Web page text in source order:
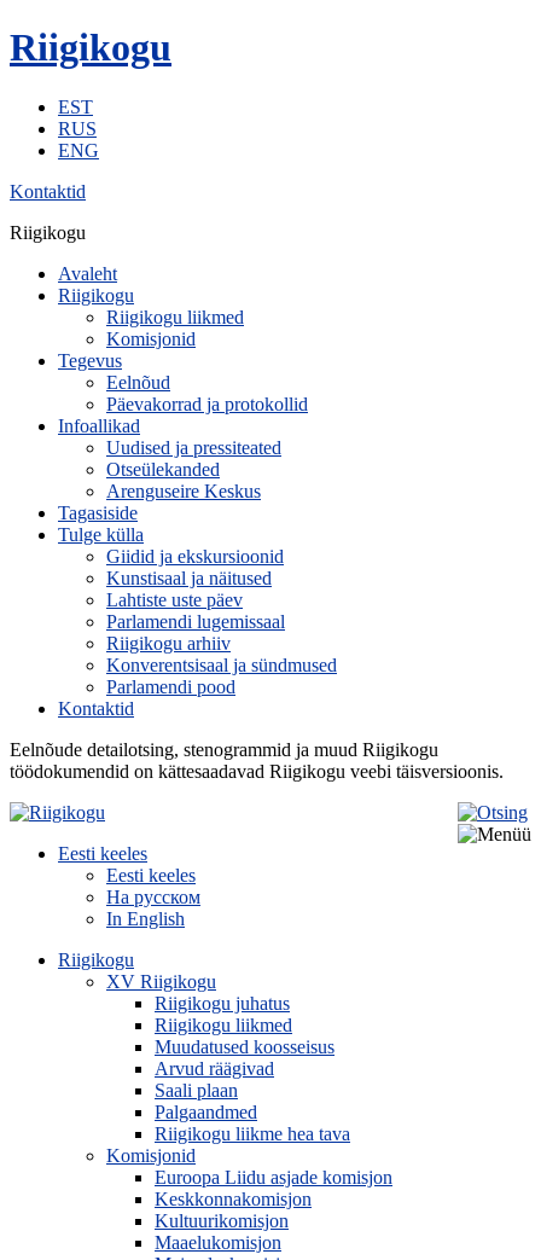
Riigikogu
EST
RUS
ENG
Kontaktid
Riigikogu
Avaleht
Riigikogu
Riigikogu liikmed
Komisjonid
Tegevus
Eelnõud
Päevakorrad ja protokollid
Infoallikad
Uudised ja pressiteated
Otseülekanded
Arenguseire Keskus
Tagasiside
Tulge külla
Giidid ja ekskursioonid
Kunstisaal ja näitused
Lahtiste uste päev
Parlamendi lugemissaal
Riigikogu arhiiv
Konverentsisaal ja sündmused
Parlamendi pood
Kontaktid
Eelnõude detailotsing, stenogrammid ja muud Riigikogu
töödokumendid on kättesaadavad Riigikogu veebi täisversioonis.
Eesti keeles
Eesti keeles
На русском
In English
Riigikogu
XV Riigikogu
Riigikogu juhatus
Riigikogu liikmed
Muudatused koosseisus
Arvud räägivad
Saali plaan
Palgaandmed
Riigikogu liikme hea tava
Komisjonid
Euroopa Liidu asjade komisjon
Keskkonnakomisjon
Kultuurikomisjon
Maaelukomisjon